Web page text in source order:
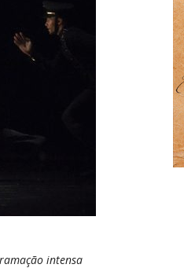
intensa